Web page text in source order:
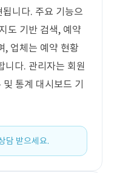
니다. 주요 기능으
도 기반 검색, 예약
, 업체는 예약 현황
니다. 관리자는 회원
통계 대시보드 기
담 받으세요.